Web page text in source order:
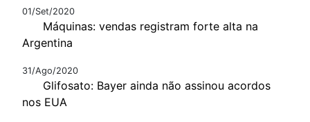
01/Set/2020
Máquinas: vendas registram forte alta na
Argentina
31/Ago/2020
Glifosato: Bayer ainda não assinou acordos
nos EUA